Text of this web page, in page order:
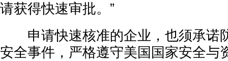
请获得快速审批。”
申请快速核准的企业，也须承诺
安全事件，严格遵守美国国家安全与